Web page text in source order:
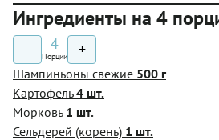
Ингредиенты на 4
- 4
Порции +
Шампиньоны свежие 500 г
Картофель4 шт.
Морковь 1 шт.
Сельдерей (корень) 1 шт.